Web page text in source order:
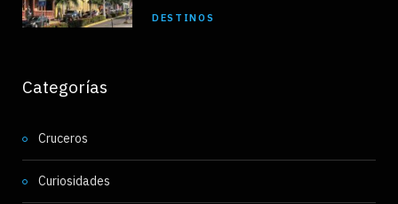
DESTINOS
Categorías
Cruceros
Curiosidades